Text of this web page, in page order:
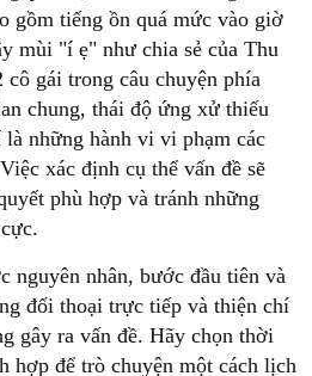
gồm tiếng ồn quá mức vào giờ
mùi "í ẹ" như chia sẻ của Thu
gái trong câu chuyện phía
chung, thái độ ứng xử thiếu
những hành vi vi phạm các
xác định cụ thể vấn đề sẽ
phù hợp và tránh những
nguyên nhân, bước đầu tiên và
đối thoại trực tiếp và thiện chí
gây ra vấn đề. Hãy chọn thời
hợp để trò chuyện một cách lịch